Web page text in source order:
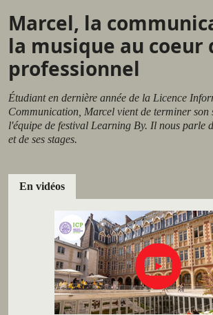
Marcel, la
la musique au coeur
professionnel
Étudiant en dernière année de la Licence
Communication, Marcel vient de terminer son
l'équipe de festival Learning By. Il nous parle
et de ses stages.
En vidéos